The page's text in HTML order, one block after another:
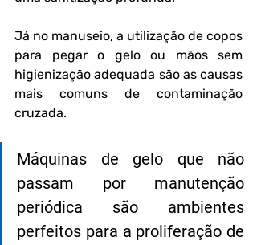
Já no manuseio, a utilização de copos
para pegar o gelo ou mãos sem
higienização adequada são as causas
mais comuns de contaminação
cruzada.
Máquinas de gelo que não
passam por manutenção
periódica são ambientes
perfeitos para a proliferação de